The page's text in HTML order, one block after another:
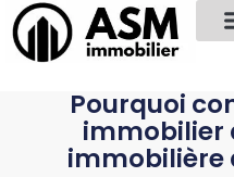
principal
Pourquoi
immobilier
immobilière